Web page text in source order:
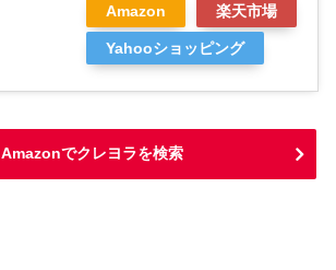
Amazon 楽天市場
Yahooショッピング
Amazonでクレヨラを検索